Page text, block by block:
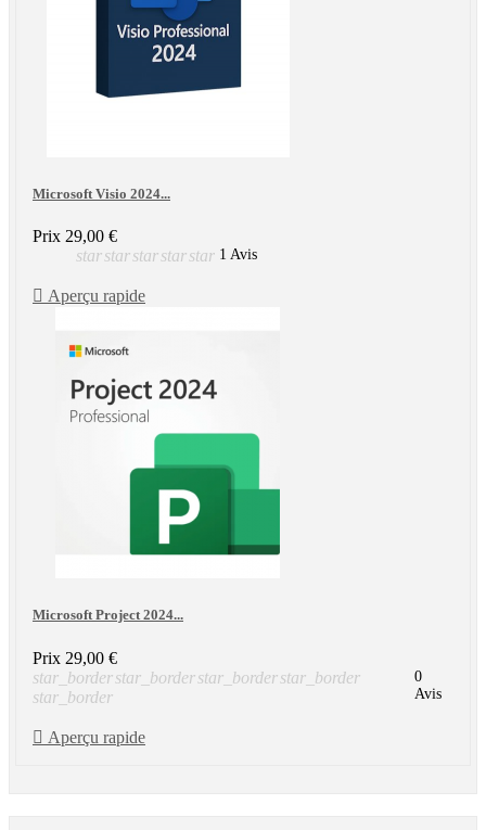
Microsoft Visio 2024...
Prix 29,00 €
star star star star star 1 Avis
 Aperçu rapide
Microsoft Project 2024...
Prix 29,00 €
star_borderstar_borderstar_borderstar_border
star_border
0
Avis
 Aperçu rapide